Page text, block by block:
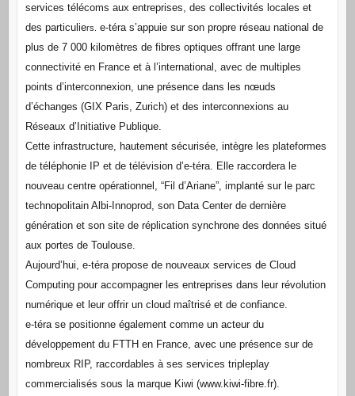
services télécoms aux entreprises, des collectivités locales et
des particuliers. e-téra s’appuiesur son propre réseau national de
plus de 7 000 kilomètres de fibres optiques offrant une large
connectivité en France et à l’international, avec de multiples
points d’interconnexion, une présence dans les nœuds
d’échanges (GIX Paris, Zurich) et des interconnexions au
Réseaux d’Initiative Publique.
Cette infrastructure, hautement sécurisée, intègre les plateformes
de téléphonie IP et de télévision d’e-téra. Elle raccordera le
nouveau centre opérationnel, “Fil d’Ariane”, implanté sur le parc
technopolitain Albi-Innoprod, son Data Center de dernière
génération et son site de réplication synchrone des données situé
aux portes de Toulouse.
Aujourd’hui, e-téra propose de nouveaux services de Cloud
Computing pour accompagner les entreprises dans leur révolution
numérique et leur offrir un cloud maîtrisé et de confiance.
e-téra se positionne également comme un acteur du
développement du FTTH en France, avec une présence sur de
nombreux RIP, raccordables à ses services tripleplay
commercialisés sous la marque Kiwi (www.kiwi-fibre.fr).